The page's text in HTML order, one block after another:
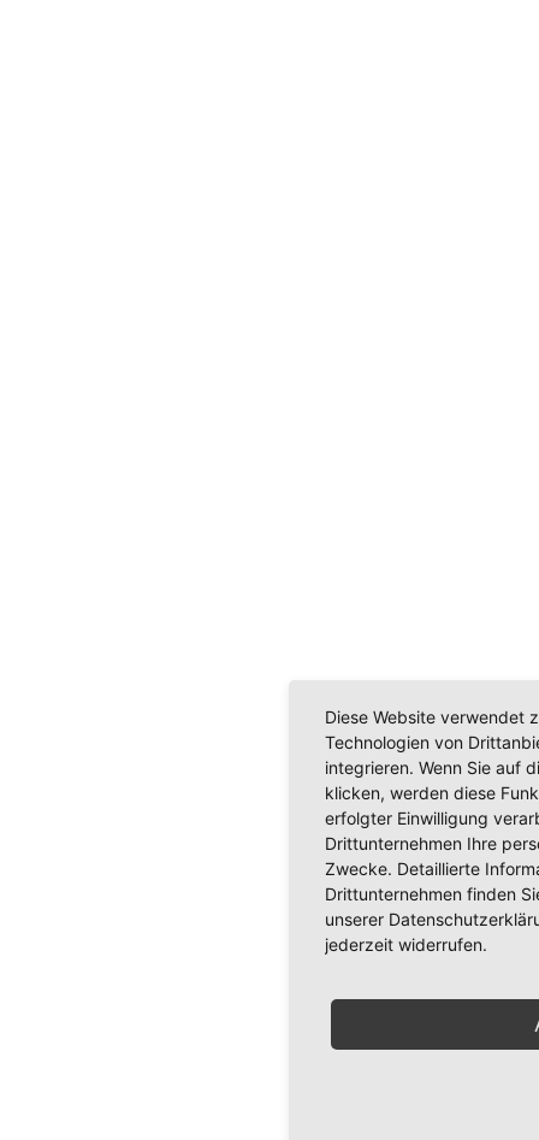
Diese Website verwendet
Technologien von
integrieren. Wenn Sie auf
klicken, werden diese
erfolgter Einwilligung
Drittunternehmen Ihre
Zwecke. Detaillierte
Drittunternehmen finden
unserer
jederzeit widerrufen.